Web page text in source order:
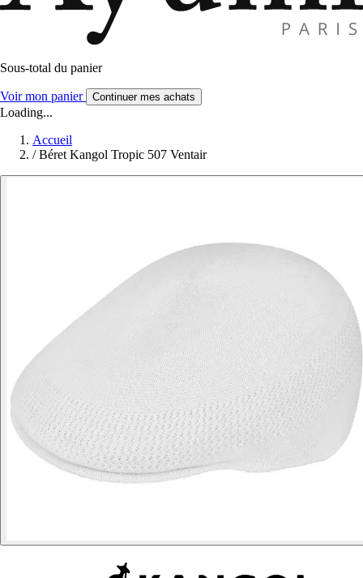
Sous-total du panier
Voir mon panier Continuer mes achats
Loading...
Accueil
/ Béret Kangol Tropic 507 Ventair